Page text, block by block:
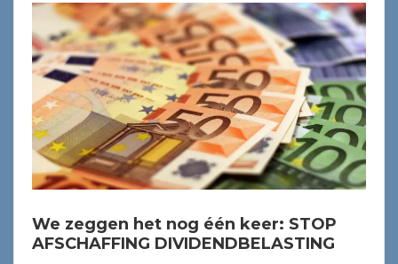
We zeggen het nog één keer: STOP
AFSCHAFFING DIVIDENDBELASTING